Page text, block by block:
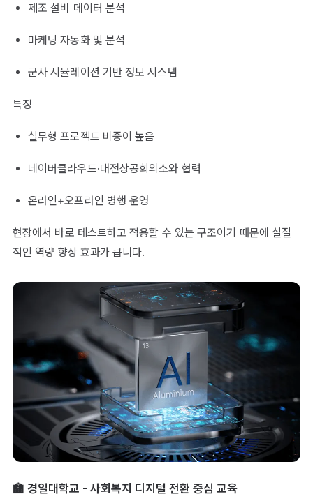
제조 설비 데이터 분석
마케팅 자동화 및 분석
군사 시뮬레이션 기반 정보 시스템
특징
실무형 프로젝트 비중이 높음
네이버클라우드·대전상공회의소와 협력
온라인+오프라인 병행 운영
현장에서 바로 테스트하고 적용할 수 있는 구조이기 때문에 실질
적인 역량 향상 효과가 큽니다.
🏫 경일대학교 - 사회복지 디지털 전환 중심 교육